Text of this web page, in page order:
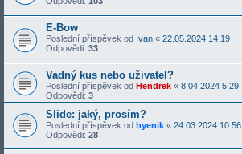
E-Bow
Poslední příspěvek od Ivan « 22.05.2024 14:19
Odpovědi: 33
Vadný kus nebo uživatel?
Poslední příspěvek od Hendrek « 8.04.2024 5:29
Odpovědi: 3
Slide: jaký, prosím?
Poslední příspěvek od hyenik « 24.03.2024 10:56
Odpovědi: 28